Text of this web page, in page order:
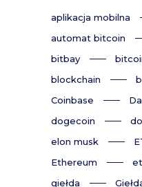
aplikacja mobilna
automat bitcoin
bitbay
blockchain
Coinbase
dogecoin
elon musk
Ethereum
giełda